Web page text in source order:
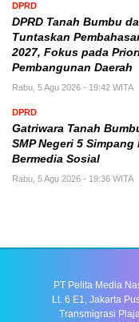
DPRD
DPRD Tanah Bumbu
Tuntaskan
2027, Fokus pada
Pembangunan Daerah
Rabu, 5 Agu 2026 - 19:42 WITA
DPRD
Gatriwara Tanah
SMP Negeri 5 Simpang
Bermedia Sosial
Rabu, 5 Agu 2026 - 19:36 WITA
PT Pelita Media
Lt. 6 E1, Jakarta
Transmigrasi